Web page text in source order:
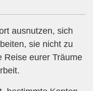
ausnutzen, sich
sie nicht zu
Reise eurer Träume